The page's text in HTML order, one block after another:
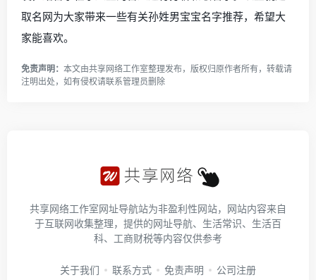
取名网为大家带来一些有关孙姓男宝宝名字推荐，希望大
家能喜欢。
免责声明： 本文由共享网络工作室整理发布，版权归原作者所有，转载请
注明出处，如有侵权请联系管理员删除
共享网络工作室网址导航站为非盈利性网站，网站内容来自
于互联网收集整理，提供的网址导航、生活常识、生活百
科、工商财税等内容仅供参考
关于我们 联系方式 免责声明 公司注册